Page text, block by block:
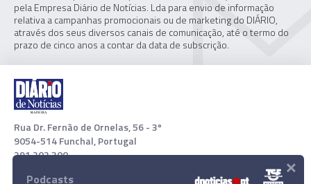
pela Empresa Diário de Notícias. Lda para envio de informação
relativa a campanhas promocionais ou de marketing do DIÁRIO,
através dos seus diversos canais de comunicação, até o termo do
prazo de cinco anos a contar da data de subscrição.
Rua Dr. Fernão de Ornelas, 56 - 3º
9054-514 Funchal, Portugal
291 202 300
Podcasts ×